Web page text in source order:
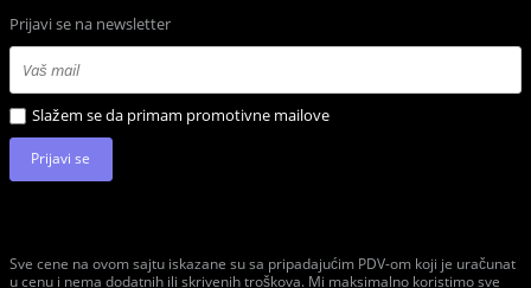
Prijavi se na newsletter
Slažem se da primam promotivne mailove
Prijavi se
Sve cene na ovom sajtu iskazane su sa pripadajućim PDV-om koji je uračunat
u cenu i nema dodatnih ili skrivenih troškova. Mi maksimalno koristimo sve